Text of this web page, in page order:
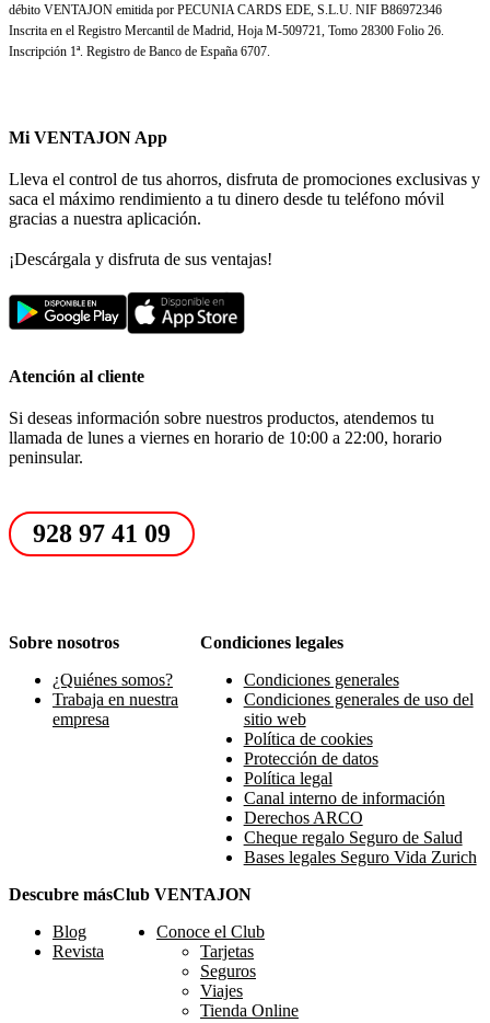
débito VENTAJON emitida por PECUNIA CARDS EDE, S.L.U. NIF B86972346
Inscrita en el Registro Mercantil de Madrid, Hoja M-509721, Tomo 28300 Folio 26.
Inscripción 1ª. Registro de Banco de España 6707.
Mi VENTAJON App
Lleva el control de tus ahorros, disfruta de promociones exclusivas y
saca el máximo rendimiento a tu dinero desde tu teléfono móvil
gracias a nuestra aplicación.
¡Descárgala y disfruta de sus ventajas!
Atención al cliente
Si deseas información sobre nuestros productos, atendemos tu
llamada de lunes a viernes en horario de 10:00 a 22:00, horario
peninsular.
928 97 41 09
Sobre nosotros
¿Quiénes somos?
Trabaja en nuestra
empresa
Condiciones legales
Condiciones generales
Condiciones generales de uso del
sitio web
Política de cookies
Protección de datos
Política legal
Canal interno de información
Derechos ARCO
Cheque regalo Seguro de Salud
Bases legales Seguro Vida Zurich
Descubre más
Blog
Revista
Club VENTAJON
Conoce el Club
Tarjetas
Seguros
Viajes
Tienda Online